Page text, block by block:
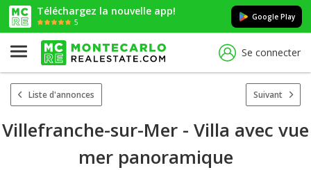
Téléchargez la nouvelle app!
5
Google Play
Se connecter
Liste d'annonces Suivant
Villefranche-sur-Mer - Villa avec vue
mer panoramique